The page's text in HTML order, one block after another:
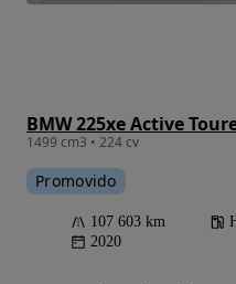
BMW 225xe Active
1499 cm3 • 224 cv
Promovido
107 603 km
2020